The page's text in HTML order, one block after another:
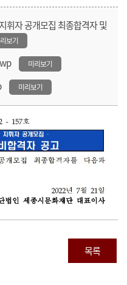
휘자 공개모집 최종합격자 및
보기
미리보기
미리보기
목록